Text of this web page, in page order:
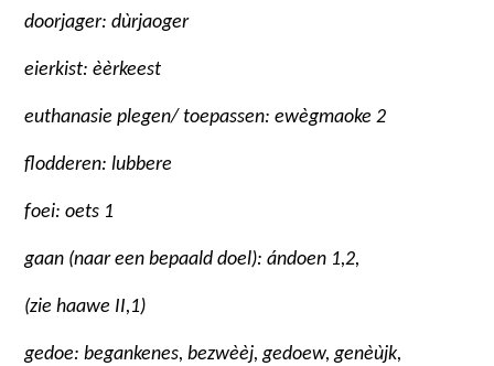
doorjager: dùrjaoger
eierkist: èèrkeest
euthanasie plegen/ toepassen: ewègmaoke 2
flodderen: lubbere
foei: oets 1
gaan (naar een bepaald doel): ándoen 1,2,
(zie haawe II,1)
gedoe: begankenes, bezwèèj, gedoew, genèùjk,